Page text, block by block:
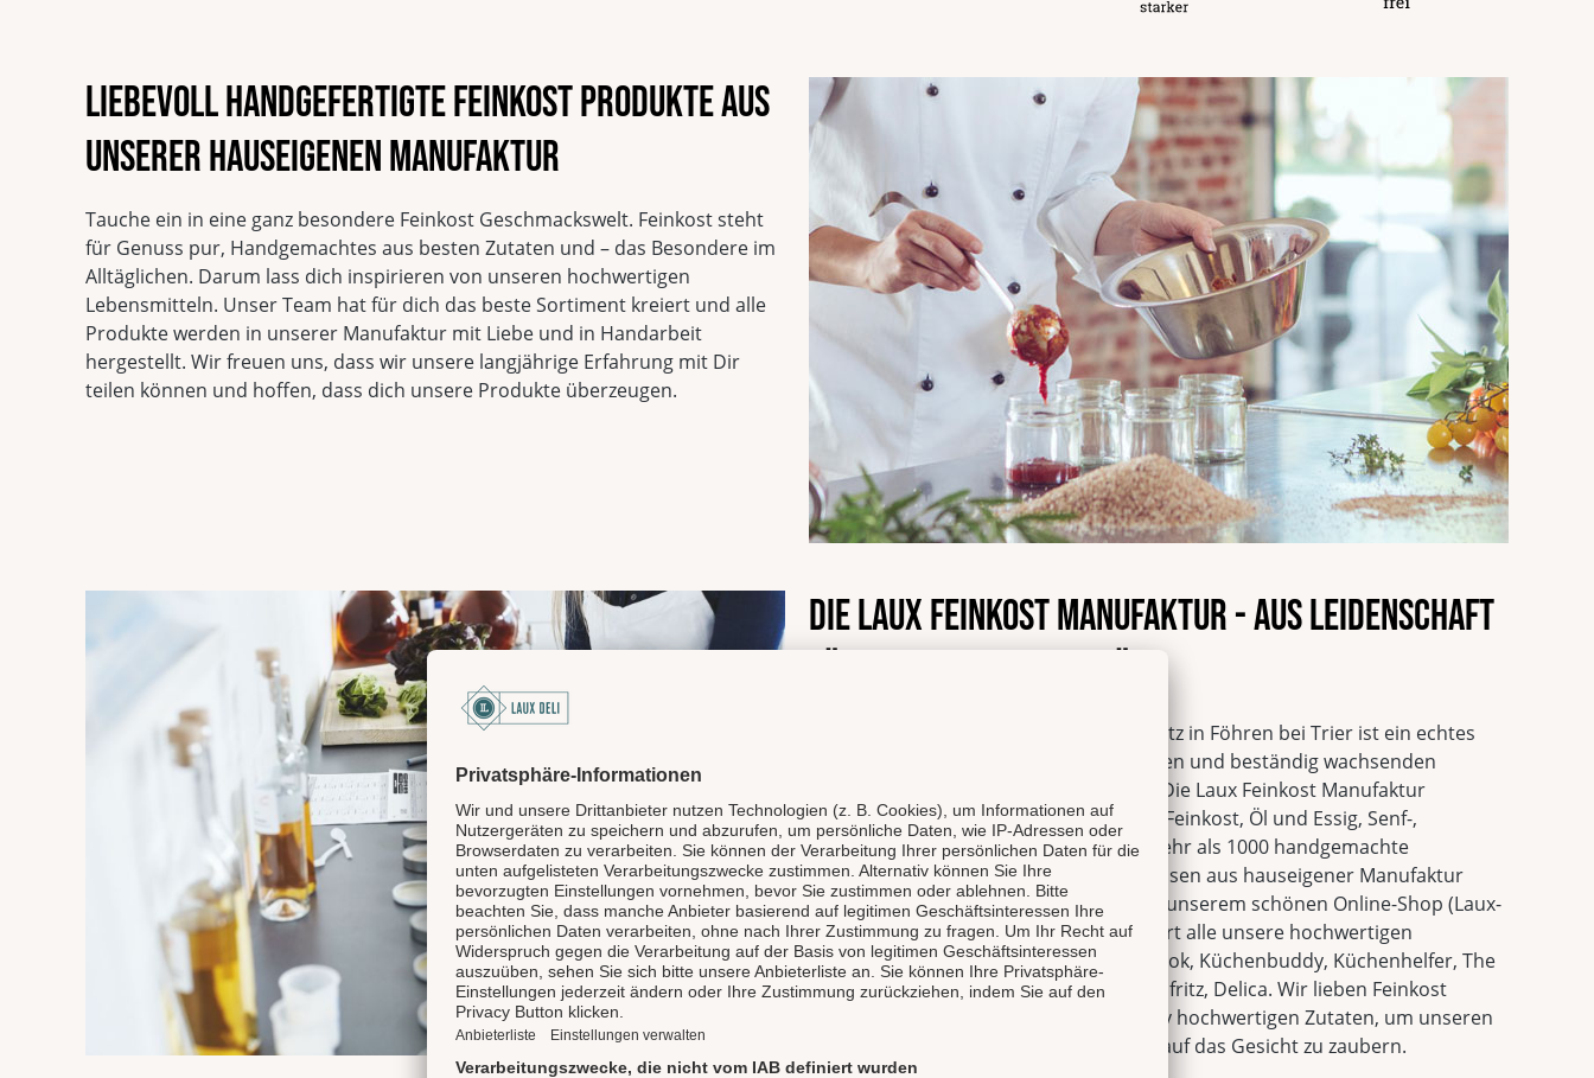
Verantwortlicher Lebensmittelunternehmer
54343 Föhren
Deutschland
EAN
Vegetarisch
Sojafrei
Ohne Geschmacksverstärker
Mit natürlicher Süße
Liebevoll handgefertigte Feinkost Produkte aus
unserer hauseigenen Manufaktur
Tauche ein in eine ganz besondere Feinkost Geschmackswelt. Feinkost steht
für Genuss pur, Handgemachtes aus besten Zutaten und – das Besondere im
Alltäglichen. Darum lass dich inspirieren von unseren hochwertigen
Lebensmitteln. Unser Team hat für dich das beste Sortiment kreiert und alle
Produkte werden in unserer Manufaktur mit Liebe und in Handarbeit
hergestellt. Wir freuen uns, dass wir unsere langjährige Erfahrung mit Dir
teilen können und hoffen, dass dich unsere Produkte überzeugen.
Die LAUX Feinkost Manufaktur - Aus Leidenschaft
Unsere LAUX Feinkost Manufaktur mit Sitz in Föhren bei Trier ist ein echtes
Highlight und gehört zu den innovativsten und beständig wachsenden
Feinkostmanufakturen in Deutschland. Die Laux Feinkost Manufaktur
produziert handgemachte hochwertige Feinkost, Öl und Essig, Senf-,
Gewürzmischungen und Spirituosen. Mehr als 1000 handgemachte
Delikatessen und preisgekrönte Spirituosen aus hauseigener Manufaktur
werden hier mit Liebe zubereitet und in unserem schönen Online-Shop (Laux-
Deli) vertrieben. Der LAUX Deli Shop führt alle unsere hochwertigen
Eigenmarken, wie die Rittergut Valenbrook, Küchenbuddy, Küchenhelfer, The
Deli Garage, Bellezini, Lapp&Fao, Saucenfritz, Delica. Wir lieben Feinkost
Produkte und arbeiten nur mit qualitativ hochwertigen Zutaten, um unseren
Kunden mit jedem Produkt ein Lächeln auf das Gesicht zu zaubern.